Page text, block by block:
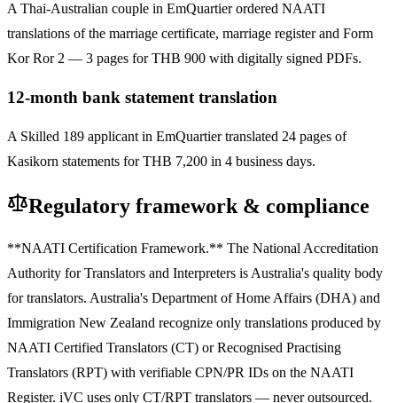
A Thai-Australian couple in EmQuartier ordered NAATI
translations of the marriage certificate, marriage register and Form
Kor Ror 2 — 3 pages for THB 900 with digitally signed PDFs.
12-month bank statement translation
A Skilled 189 applicant in EmQuartier translated 24 pages of
Kasikorn statements for THB 7,200 in 4 business days.
Regulatory framework & compliance
**NAATI Certification Framework.** The National Accreditation
Authority for Translators and Interpreters is Australia's quality body
for translators. Australia's Department of Home Affairs (DHA) and
Immigration New Zealand recognize only translations produced by
NAATI Certified Translators (CT) or Recognised Practising
Translators (RPT) with verifiable CPN/PR IDs on the NAATI
Register. iVC uses only CT/RPT translators — never outsourced.